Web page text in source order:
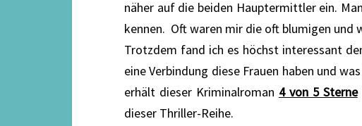
näher auf die beiden Hauptermittler ein.
kennen. Oft waren mir die oft blumigen und
Trotzdem fand ich es höchst interessant
eine Verbindung diese Frauen haben und
erhält dieser Kriminalroman 4 von 5 Sterne
dieser Thriller-Reihe.